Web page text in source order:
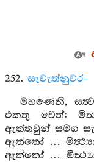
252. සැවැත්නුවර–
මහණෙනි,
එකතු වෙත්:
ඇත්තවුන් සමග
ඇත්තෝ …
ඇත්තෝ …